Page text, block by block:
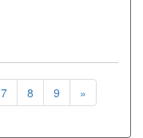
7 8 9 »